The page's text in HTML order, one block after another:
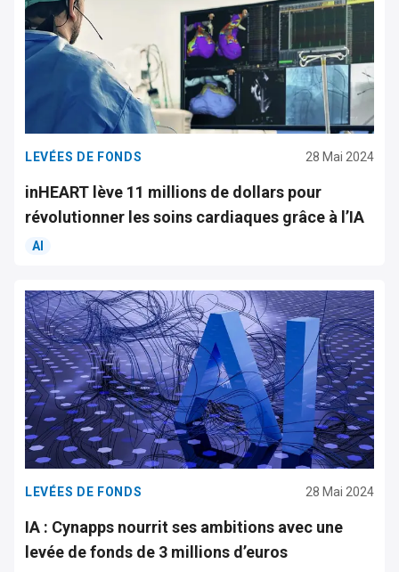
LEVÉES DE FONDS 28 Mai 2024
inHEART lève 11 millions de dollars pour
révolutionner les soins cardiaques grâce à l’IA
AI
LEVÉES DE FONDS 28 Mai 2024
IA : Cynapps nourrit ses ambitions avec une
levée de fonds de 3 millions d’euros